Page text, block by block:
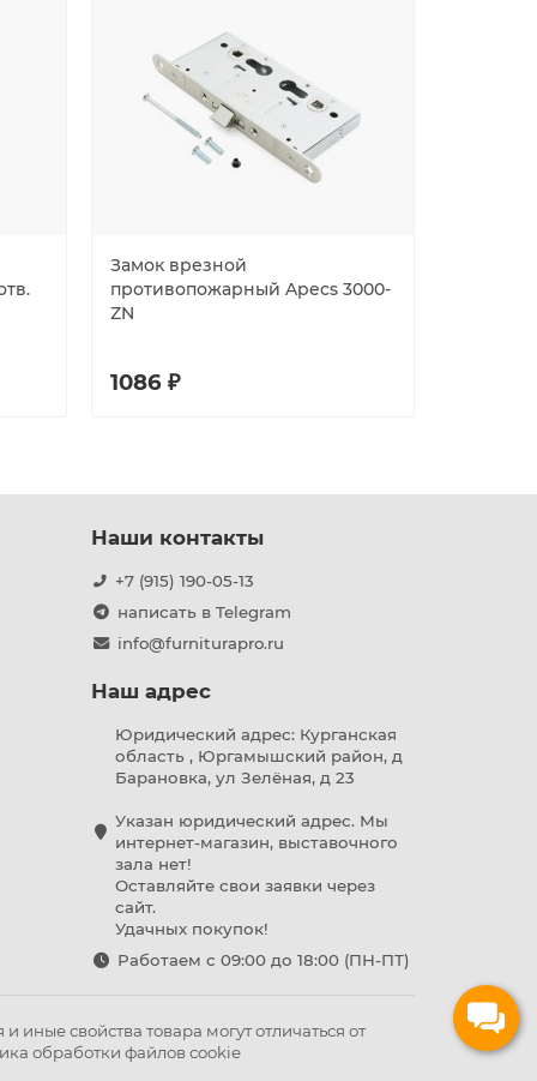
Замок врезной
противопожарный Apecs 3000-
ZN
1086 ₽
Наши контакты
+7 (915) 190-05-13
написать в Telegram
info@furniturapro.ru
Наш адрес
Юридический адрес: Курганская
область , Юргамышский район, д
Барановка, ул Зелёная, д 23
Указан юридический адрес. Мы
интернет-магазин, выставочного
зала нет!
Оставляйте свои заявки через
сайт.
Удачных покупок!
Работаем с 09:00 до 18:00 (ПН-ПТ)
свойства товара могут отличаться от
обработки файлов cookie